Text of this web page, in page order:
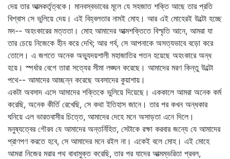
দেয় তার আত্মকর্তৃত্বকে। মানবস্বভাবের মূলে যে সহজাত শক্তি আছে তার প্রতি
বিশ্বাস সে ভুলিয়ে দেয়। এই বিহ্বলতার নামই মোহ। আর এই মোহেরই উল্টো হচ্ছে
মদ-- অহংকারের মত্ততা। মোহ আমাদের আত্মশক্তিতে বিস্মৃতি আনে, আমরা যা
তার চেয়ে নিজেকে হীন করে দেখি; আর গর্ব, সে আপনাকে অসত্যভাবে বড়ো করে
তোলে। এ জগতে অনেক অভ্যুদয়শালী মহাজাতির পতন হয়েছে অহংকারে অন্ধ
হয়ে। স্পর্ধার বেগে তারা সত্যের সীমা লঙ্ঘন করেছে। আমাদের মরণ কিন্তু উল্টো
পথে-- আমাদের আচ্ছন্ন করেছে অবসাদের কুয়াশায়।
একটা অবসাদ এসে আমাদের শক্তিকে ভুলিয়ে দিয়েছে। এককালে আমরা অনেক কর্ম
করেছি, অনেক কীর্তি রেখেছি, সে কথা ইতিহাস জানে। তার পর কখন অন্ধকার
ঘনিয়ে এল ভারতবাসীর চিত্তে, আমাদের দেহে মনে অসাড়তা এনে দিলে।
মনুষ্যত্বের গৌরব যে আমাদের অন্তর্নিহিত, সেটাকে রক্ষা করবার জন্যে যে আমাদের
প্রাণপণ করতে হবে, সে আমাদের মনে রইল না। একেই বলে মোহ। এই মোহে
আমরা নিজের মরার পথ বাধামুক্ত করেছি, তার পর যাদের আত্মম্ভরিতা প্রবল,